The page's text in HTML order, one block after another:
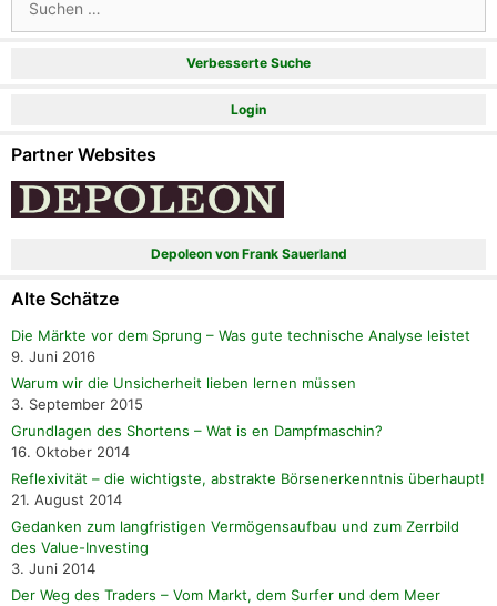
nach:
Verbesserte Suche
Login
Partner Websites
Depoleon von Frank Sauerland
Alte Schätze
Die Märkte vor dem Sprung – Was gute technische Analyse leistet
9. Juni 2016
Warum wir die Unsicherheit lieben lernen müssen
3. September 2015
Grundlagen des Shortens – Wat is en Dampfmaschin?
16. Oktober 2014
Reflexivität – die wichtigste, abstrakte Börsenerkenntnis überhaupt!
21. August 2014
Gedanken zum langfristigen Vermögensaufbau und zum Zerrbild
des Value-Investing
3. Juni 2014
Der Weg des Traders – Vom Markt, dem Surfer und dem Meer